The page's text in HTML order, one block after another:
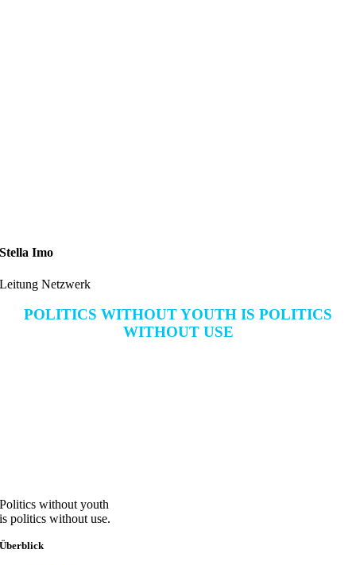
Stella Imo
Leitung Netzwerk
POLITICS WITHOUT YOUTH IS POLITICS
WITHOUT USE
Politics without youth
is politics without use.
Überblick